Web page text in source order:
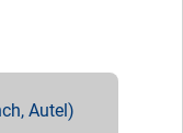
Autel)